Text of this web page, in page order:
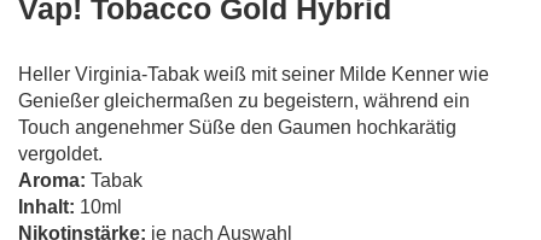
Vap! Tobacco Gold Hybrid
Heller Virginia-Tabak weiß mit seiner Milde Kenner wie
Genießer gleichermaßen zu begeistern, während ein
Touch angenehmer Süße den Gaumen hochkarätig
vergoldet.
Aroma: Tabak
Inhalt: 10ml
Nikotinstärke: je nach Auswahl